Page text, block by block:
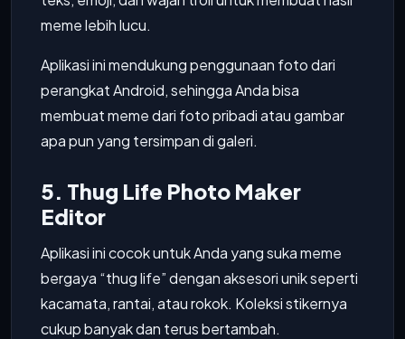
meme lebih lucu.
Aplikasi ini mendukung penggunaan foto dari
perangkat Android, sehingga Anda bisa
membuat meme dari foto pribadi atau gambar
apa pun yang tersimpan di galeri.
5. Thug Life Photo Maker
Editor
Aplikasi ini cocok untuk Anda yang suka meme
bergaya “thug life” dengan aksesori unik seperti
kacamata, rantai, atau rokok. Koleksi stikernya
cukup banyak dan terus bertambah.